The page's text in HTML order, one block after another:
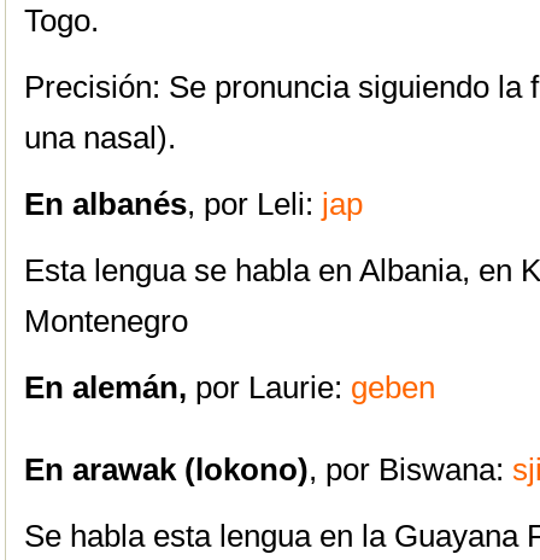
Togo.
Precisión: Se pronuncia siguiendo la
una nasal).
En albanés, por Leli: jap
Esta lengua se habla en Albania, en
Montenegro
En alemán, por Laurie: geben
En arawak (lokono), por Biswana:
Se habla esta lengua en la Guayana